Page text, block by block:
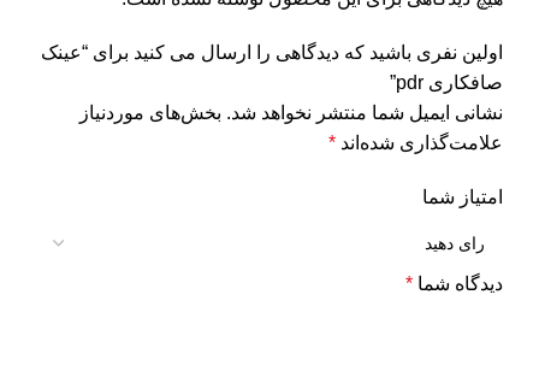
اولین نفری باشید که دیدگاهی را ارسال می کنید برای “عینک
صافکاری pdr”
نشانی ایمیل شما منتشر نخواهد شد. بخش‌های موردنیاز
علامت‌گذاری شده‌اند *
امتیاز شما
دیدگاه شما *